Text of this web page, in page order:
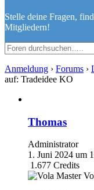
Stelle deine Fragen,
Mitgliedern!
Anmeldung › Forums ›
auf: Tradeidee KO
Thomas
Administrator
1. Juni 2024 um
1.677 Credits